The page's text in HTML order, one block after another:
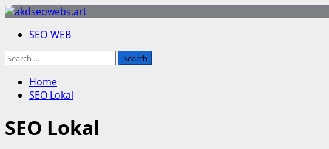
Skip
content
PrimarySEO WEB
Search
Home
SEO Lokal
SEO Lokal